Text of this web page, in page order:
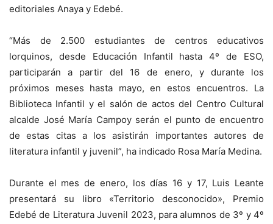
editoriales Anaya y Edebé.
“Más de 2.500 estudiantes de centros educativos
lorquinos, desde Educación Infantil hasta 4º de ESO,
participarán a partir del 16 de enero, y durante los
próximos meses hasta mayo, en estos encuentros. La
Biblioteca Infantil y el salón de actos del Centro Cultural
alcalde José María Campoy serán el punto de encuentro
de estas citas a los asistirán importantes autores de
literatura infantil y juvenil”, ha indicado Rosa María Medina.
Durante el mes de enero, los días 16 y 17, Luis Leante
presentará su libro «Territorio desconocido», Premio
Edebé de Literatura Juvenil 2023, para alumnos de 3º y 4º